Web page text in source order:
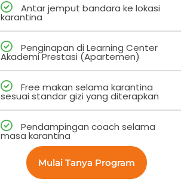
Antar jemput bandara ke lokasi
karantina
Penginapan di Learning Center
Akademi Prestasi (Apartemen)
Free makan selama karantina
sesuai standar gizi yang diterapkan
Pendampingan coach selama
masa karantina
Mulai Tanya Program